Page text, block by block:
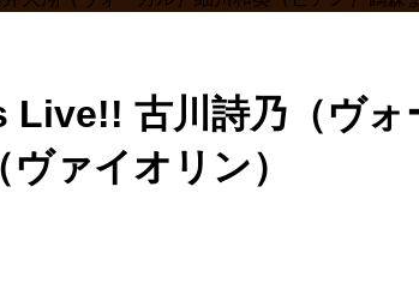
古川詩乃（ヴォ
ァイオリン）